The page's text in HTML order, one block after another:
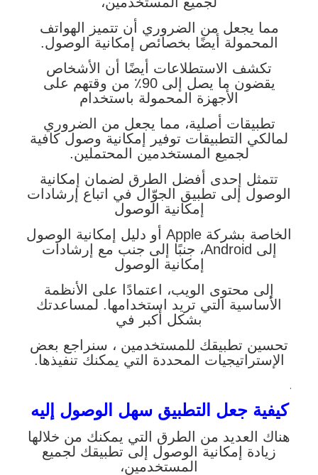
مما يجعل من الضروري أن تتميز الهواتف
المحمولة أيضًا بخصائص إمكانية الوصول.
تكشف الاستطلاعات أيضًا أن الأشخاص
يقضون ما يصل إلى 90٪ من وقتهم على
الأجهزة المحمولة باستخدام
تطبيقات أصلية، مما يجعل من الضروري
لمالكي التطبيقات توفير إمكانية وصول كافية
لجميع المستخدمين المحتملين.
تتمثل إحدى أفضل الطرق لضمان إمكانية
الوصول إلى تطبيق الجوّال في اتباع إرشادات
إمكانية الوصول
الخاصة بشركة Apple أو دليل إمكانية الوصول
إلى Android، جنبًا إلى جنب مع إرشادات
إمكانية الوصول
إلى محتوى الويب، اعتمادًا على الأنظمة
الأساسية التي تريد استخدامها. لمساعدتك
بشكل أكبر في
تحسين تطبيقك للمستخدمين ، سنراجع بعض
الإستراتيجيات المحددة التي يمكنك تنفيذها.
.
كيفية جعل التطبيق سهل الوصول إليه
هناك العديد من الطرق التي يمكنك من خلالها
زيادة إمكانية الوصول إلى تطبيقك لجميع
المستخدمين،